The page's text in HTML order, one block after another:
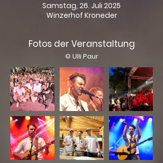
Samstag, 26. Juli 2025
Winzerhof Kroneder
Fotos der Veranstaltung
© Ulli Paur